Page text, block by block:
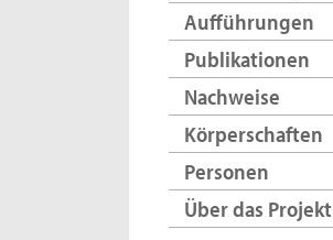
Aufführungen
Publikationen
Nachweise
Körperschaften
Personen
Über das Projekt